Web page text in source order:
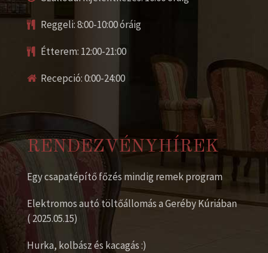
Reggeli: 8:00-10:00 óráig
Étterem: 12:00-21:00
Recepció: 0:00-24:00
RENDEZVÉNYHÍREK
Egy csapatépítő főzés mindig remek program
Elektromos autó töltőállomás a Geréby Kúriában
( 2025.05.15)
Hurka, kolbász és kacagás :)